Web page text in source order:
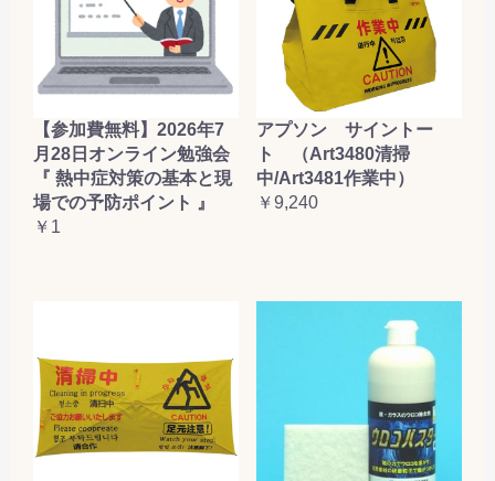
【参加費無料】2026年7
月28日オンライン勉強会
『 熱中症対策の基本と現
場での予防ポイント 』
￥1
アプソン サイントー
ト （Art3480清掃
中/Art3481作業中）
￥9,240